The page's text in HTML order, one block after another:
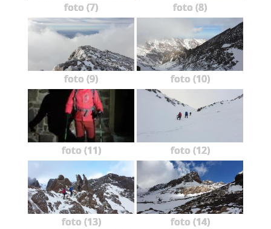
foto (7) foto (8)
foto (9) foto (10)
foto (11) foto (12)
foto (13) foto (14)